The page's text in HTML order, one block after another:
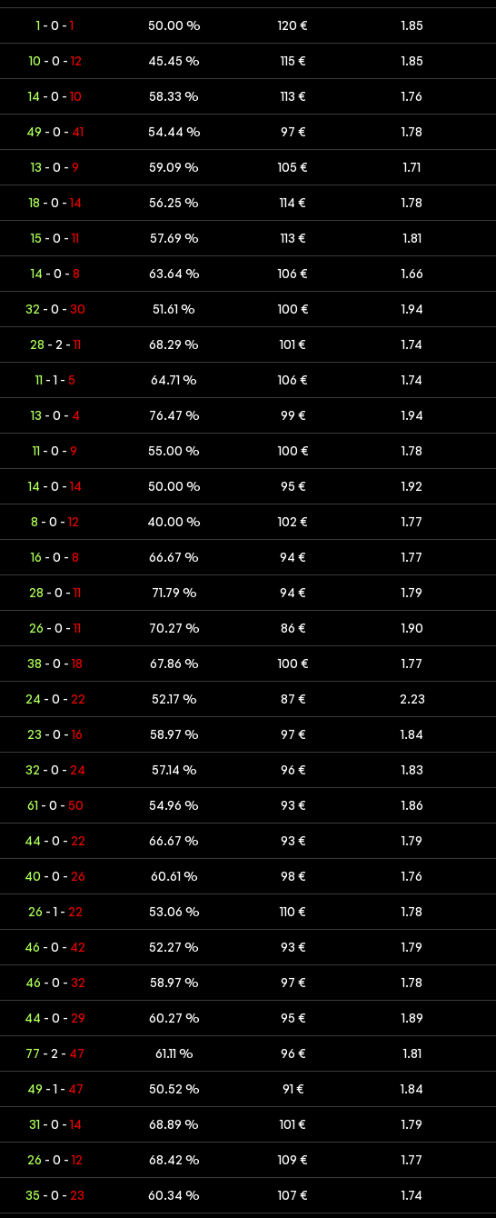
1 - 0 -1 50.00 % 120 € 1.85
10- 0 -12 45.45 % 115 € 1.85
14 - 0 -10 58.33 % 113 € 1.76
49 - 0 - 41 54.44 % 97 € 1.78
13 - 0 - 9 59.09 % 105 € 1.71
18 - 0 -14 56.25 % 114 € 1.78
15 - 0 -11 57.69 % 113 € 1.81
14 - 0 - 8 63.64 % 106 € 1.66
32 - 0 - 30 51.61 % 100 € 1.94
28 - 2 -11 68.29 % 101 € 1.74
11- 1 - 5 64.71 % 106 € 1.74
13 - 0 - 4 76.47 % 99 € 1.94
11 - 0 - 9 55.00 % 100 € 1.78
14 - 0 -14 50.00 % 95 € 1.92
8 - 0 -12 40.00 % 102 € 1.77
16 - 0 - 8 66.67 % 94 € 1.77
28 - 0 -11 71.79 % 94 € 1.79
26 - 0 -11 70.27 % 86 € 1.90
38 - 0 -18 67.86 % 100 € 1.77
24 - 0 - 22 52.17 % 87 € 2.23
23 - 0 -16 58.97 % 97 € 1.84
32 - 0 - 24 57.14 % 96 € 1.83
61- 0 - 50 54.96 % 93 € 1.86
44 - 0 - 22 66.67 % 93 € 1.79
40 - 0 - 26 60.61 % 98 € 1.76
26 - 1 - 22 53.06 % 110 € 1.78
46 - 0 - 42 52.27 % 93 € 1.79
46 - 0 - 32 58.97 % 97 € 1.78
44 - 0 - 29 60.27 % 95 € 1.89
77 - 2 - 47 61.11 % 96 € 1.81
49- 1 - 47 50.52 % 91 € 1.84
31- 0 -14 68.89 % 101 € 1.79
26 - 0 -12 68.42 % 109 € 1.77
35 - 0 - 23 60.34 % 107 € 1.74